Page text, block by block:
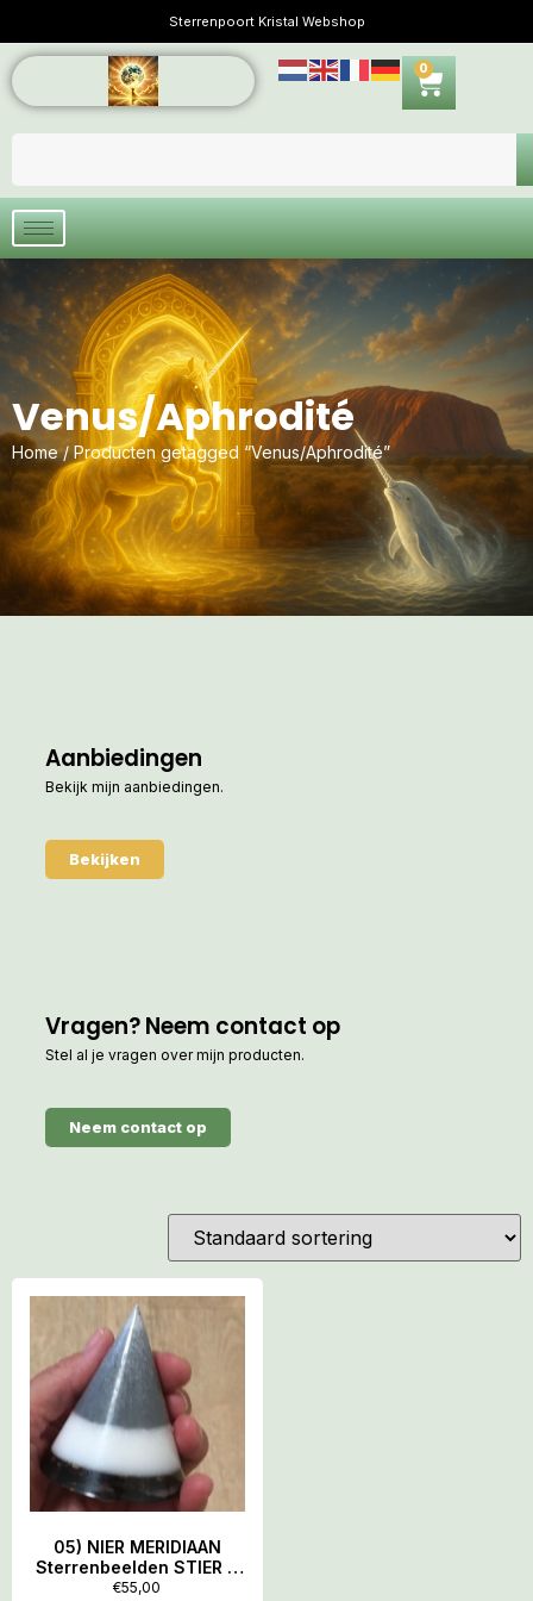
Sterrenpoort Kristal Webshop
0
Venus/Aphrodité
Home/ Producten getagged “Venus/Aphrodité”
Aanbiedingen
Bekijk mijn aanbiedingen.
Bekijken
Vragen? Neem contact op
Stel al je vragen over mijn producten.
Neem contact op
05) NIER MERIDIAAN
Sterrenbeelden STIER &
WEEGSCHAAL-VENUS:
€55,00